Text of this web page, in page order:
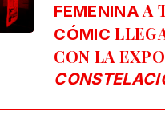
FEMENINAA
CÓMIC
CON LA